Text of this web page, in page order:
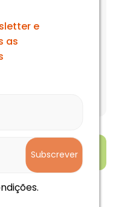
10min de
e
as
Subscrever